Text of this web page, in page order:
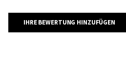
IHRE BEWERTUNG HINZUFÜGEN